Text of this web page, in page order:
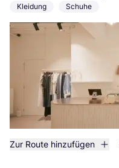
Kleidung Schuhe
Zur Route hinzufügen